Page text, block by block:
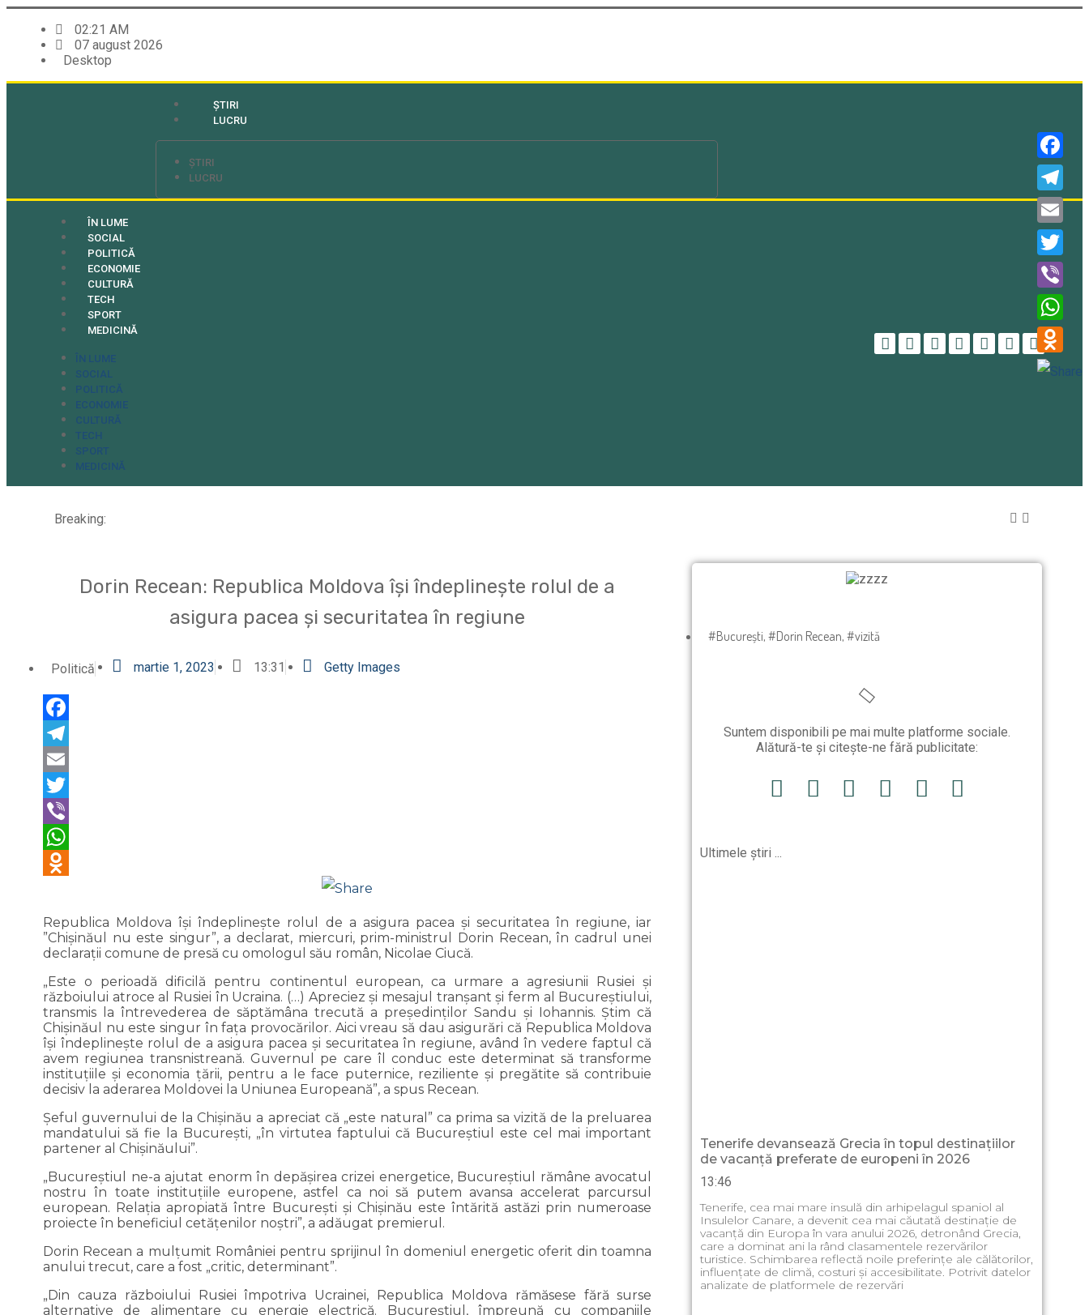
02:21 AM
07 august 2026
Desktop
ȘTIRI
LUCRU
ȘTIRI
LUCRU
ÎN LUME
SOCIAL
POLITICĂ
ECONOMIE
CULTURĂ
TECH
SPORT
MEDICINĂ
ÎN LUME
SOCIAL
POLITICĂ
ECONOMIE
CULTURĂ
TECH
SPORT
MEDICINĂ
Breaking:
Dorin Recean: Republica Moldova îşi îndeplineşte rolul de a
asigura pacea şi securitatea în regiune
Politică martie 1, 2023 13:31 Getty Images
Odnoklassniki
Republica Moldova îşi îndeplineşte rolul de a asigura pacea şi securitatea în regiune, iar
”Chişinăul nu este singur”, a declarat, miercuri, prim-ministrul Dorin Recean, în cadrul unei
declaraţii comune de presă cu omologul său român, Nicolae Ciucă.
„Este o perioadă dificilă pentru continentul european, ca urmare a agresiunii Rusiei şi
războiului atroce al Rusiei în Ucraina. (…) Apreciez şi mesajul tranşant şi ferm al Bucureştiului,
transmis la întrevederea de săptămâna trecută a preşedinţilor Sandu şi Iohannis. Ştim că
Chişinăul nu este singur în faţa provocărilor. Aici vreau să dau asigurări că Republica Moldova
îşi îndeplineşte rolul de a asigura pacea şi securitatea în regiune, având în vedere faptul că
avem regiunea transnistreană. Guvernul pe care îl conduc este determinat să transforme
instituţiile şi economia ţării, pentru a le face puternice, reziliente şi pregătite să contribuie
decisiv la aderarea Moldovei la Uniunea Europeană”, a spus Recean.
Şeful guvernului de la Chişinău a apreciat că „este natural” ca prima sa vizită de la preluarea
mandatului să fie la Bucureşti, „în virtutea faptului că Bucureştiul este cel mai important
partener al Chişinăului”.
„Bucureştiul ne-a ajutat enorm în depăşirea crizei energetice, Bucureştiul rămâne avocatul
nostru în toate instituţiile europene, astfel ca noi să putem avansa accelerat parcursul
european. Relaţia apropiată între Bucureşti şi Chişinău este întărită astăzi prin numeroase
proiecte în beneficiul cetăţenilor noştri”, a adăugat premierul.
Dorin Recean a mulţumit României pentru sprijinul în domeniul energetic oferit din toamna
anului trecut, care a fost „critic, determinant”.
„Din cauza războiului Rusiei împotriva Ucrainei, Republica Moldova rămăsese fără surse
alternative de alimentare cu energie electrică. Bucureştiul, împreună cu companiile
#București,#Dorin Recean,#vizită
Suntem disponibili pe mai multe platforme sociale.
Alătură-te și citește-ne fără publicitate:
Ultimele știri ...
Tenerife devansează Grecia în topul destinațiilor
de vacanță preferate de europeni în 2026
13:46
Tenerife, cea mai mare insulă din arhipelagul spaniol al
Insulelor Canare, a devenit cea mai căutată destinație de
vacanță din Europa în vara anului 2026, detronând Grecia,
care a dominat ani la rând clasamentele rezervărilor
turistice. Schimbarea reflectă noile preferințe ale călătorilor,
influențate de climă, costuri și accesibilitate. Potrivit datelor
analizate de platformele de rezervări
Telegram
Email
Twitter
Viber